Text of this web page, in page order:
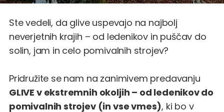
Ste vedeli, da glive uspevajo na najbolj
neverjetnih krajih – od ledenikov in puščav do
solin, jam in celo pomivalnih strojev?
Pridružite se nam na zanimivem predavanju
GLIVE v ekstremnih okoljih – od ledenikov do
pomivalnih strojev (in vse vmes), ki bo v